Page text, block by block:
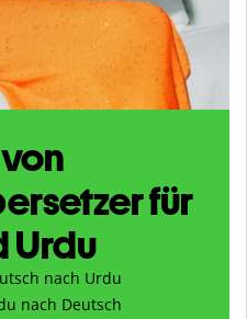
für
Urdu
nach Urdu
nach Deutsch